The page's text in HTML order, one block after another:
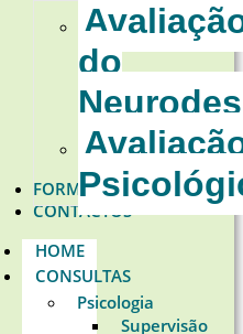
do
FORMAÇÕES
CONTACTOS
HOME
CONSULTAS
Psicologia
Supervisão